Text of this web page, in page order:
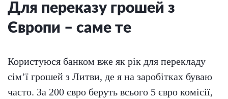
Для переказу грошей з
Європи – саме те
Користуюся банком вже як рік для перекладу
сім’ї грошей з Литви, де я на заробітках буваю
часто. За 200 євро беруть всього 5 євро комісії,